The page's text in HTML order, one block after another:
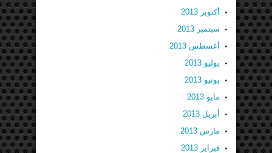
أكتوبر 2013
سبتمبر 2013
أغسطس 2013
يوليو 2013
يونيو 2013
مايو 2013
أبريل 2013
مارس 2013
فبراير 2013